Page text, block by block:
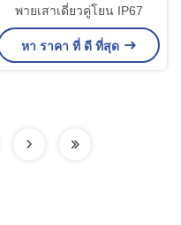
พายเสาเดี่ยวคู่โยน IP67
หา ราคา ที่ ดี ที่สุด